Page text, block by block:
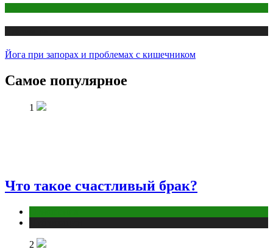
Йога при запорах и проблемах с кишечником
Самое популярное
1
Что такое счастливый брак?
2